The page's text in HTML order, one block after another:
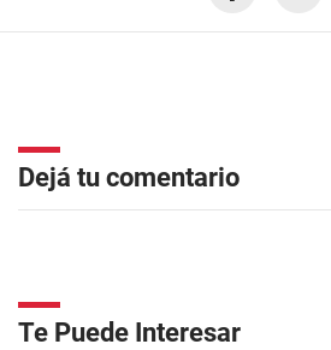
Dejá tu comentario
Te Puede Interesar